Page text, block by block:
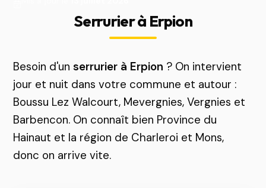
Serrurier à Erpion
Besoin d'unserrurier à Erpion ? On intervient
jour et nuit dans votre commune et autour :
Boussu Lez Walcourt, Mevergnies, Vergnies et
Barbencon. On connaît bien Province du
Hainaut et la région de Charleroi et Mons,
donc on arrive vite.